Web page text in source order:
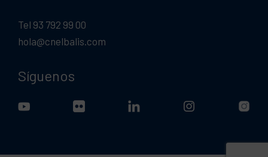
Tel 93 792 99 00
hola@cnelbalis.com
Síguenos